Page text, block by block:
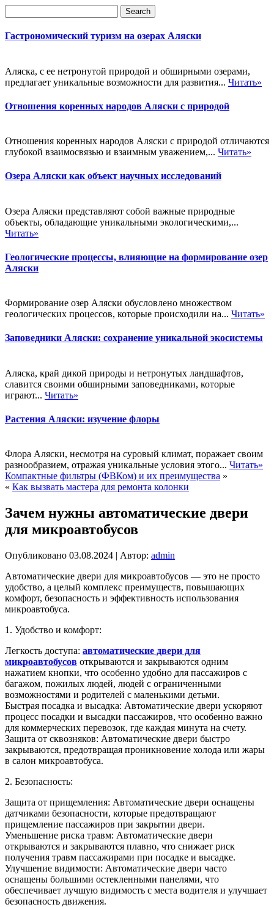
Гастрономический туризм на озерах Аляски
Аляска, с ее нетронутой природой и обширными озерами,
предлагает уникальные возможности для развития... Читать»
Отношения коренных народов Аляски с природой
Отношения коренных народов Аляски с природой отличаются
глубокой взаимосвязью и взаимным уважением,... Читать»
Озера Аляски как объект научных исследований
Озера Аляски представляют собой важные природные
объекты, обладающие уникальными экологическими,...
Читать»
Геологические процессы, влияющие на формирование озер
Аляски
Формирование озер Аляски обусловлено множеством
геологических процессов, которые происходили на... Читать»
Заповедники Аляски: сохранение уникальной экосистемы
Аляска, край дикой природы и нетронутых ландшафтов,
славится своими обширными заповедниками, которые
играют... Читать»
Растения Аляски: изучение флоры
Флора Аляски, несмотря на суровый климат, поражает своим
разнообразием, отражая уникальные условия этого... Читать»
Компактные фильтры (ФВКом) и их преимущества »
« Как вызвать мастера для ремонта колонки
Зачем нужны автоматические двери
для микроавтобусов
Опубликовано 03.08.2024 | Автор: admin
Автоматические двери для микроавтобусов — это не просто
удобство, а целый комплекс преимуществ, повышающих
комфорт, безопасность и эффективность использования
микроавтобуса.
1. Удобство и комфорт:
Легкость доступа: автоматические двери для
микроавтобусов открываются и закрываются одним
нажатием кнопки, что особенно удобно для пассажиров с
багажом, пожилых людей, людей с ограниченными
возможностями и родителей с маленькими детьми.
Быстрая посадка и высадка: Автоматические двери ускоряют
процесс посадки и высадки пассажиров, что особенно важно
для коммерческих перевозок, где каждая минута на счету.
Защита от сквозняков: Автоматические двери быстро
закрываются, предотвращая проникновение холода или жары
в салон микроавтобуса.
2. Безопасность:
Защита от прищемления: Автоматические двери оснащены
датчиками безопасности, которые предотвращают
прищемление пассажиров при закрытии двери.
Уменьшение риска травм: Автоматические двери
открываются и закрываются плавно, что снижает риск
получения травм пассажирами при посадке и высадке.
Улучшение видимости: Автоматические двери часто
оснащены большими остекленными панелями, что
обеспечивает лучшую видимость с места водителя и улучшает
безопасность движения.